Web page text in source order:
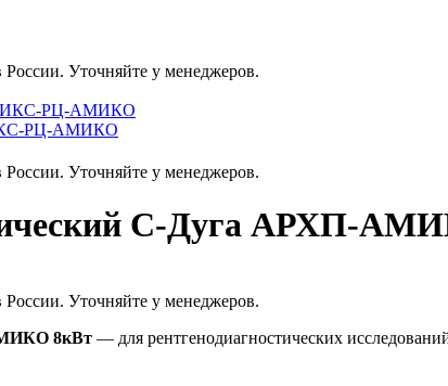
Уточняйте у менеджеров.
Уточняйте у менеджеров.
С-Дуга
Уточняйте у менеджеров.
8кВт — для рентгенодиагностических